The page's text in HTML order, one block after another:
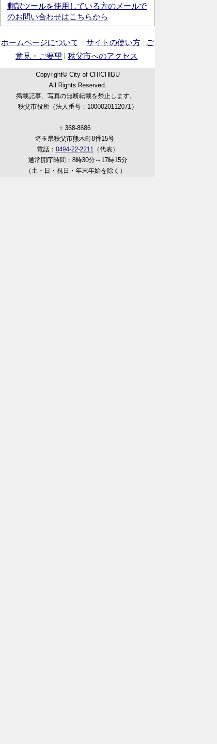
翻訳ツールを使用している方のメールで
のお問い合わせはこちらから
ホームページについて サイトの使い方
ご
意見・ご要望
秩父市へのアクセス
Copyright© City of CHICHIBU
All Rights Reserved.
掲載記事、写真の無断転載を禁止します。
秩父市役所（法人番号：1000020112071）
〒368-8686
埼玉県秩父市熊木町8番15号
電話： 0494-22-2211（代表）
通常開庁時間：8時30分～17時15分
（土・日・祝日・年末年始を除く）